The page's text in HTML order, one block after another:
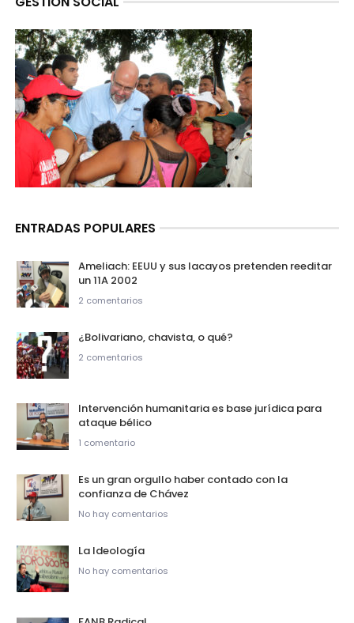
ENTRADAS POPULARES
Ameliach: EEUU y sus lacayos pretenden reeditar
un 11A 2002
2 comentarios
¿Bolivariano, chavista, o qué?
2 comentarios
Intervención humanitaria es base jurídica para
ataque bélico
1 comentario
Es un gran orgullo haber contado con la
confianza de Chávez
No hay comentarios
La Ideología
No hay comentarios